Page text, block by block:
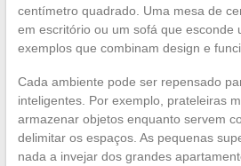
centímetro quadrado. Uma mesa de
em escritório ou um sofá que esconde
exemplos que combinam design e
Cada ambiente pode ser repensado
inteligentes. Por exemplo, prateleiras
armazenar objetos enquanto servem
delimitar os espaços. As pequenas
nada a invejar dos grandes